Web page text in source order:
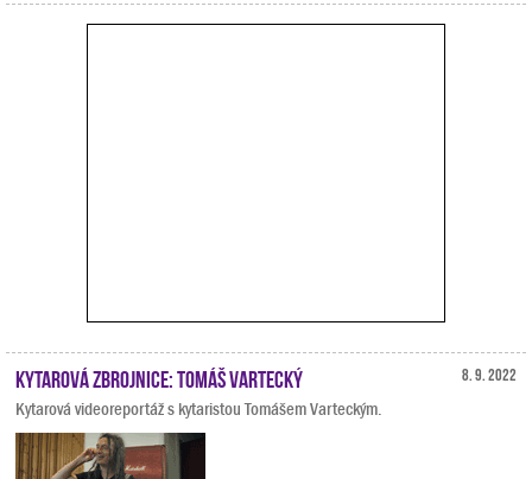
8. 9. 2022
Kytarová zbrojnice: Tomáš Vartecký
Kytarová videoreportáž s kytaristou Tomášem Varteckým.